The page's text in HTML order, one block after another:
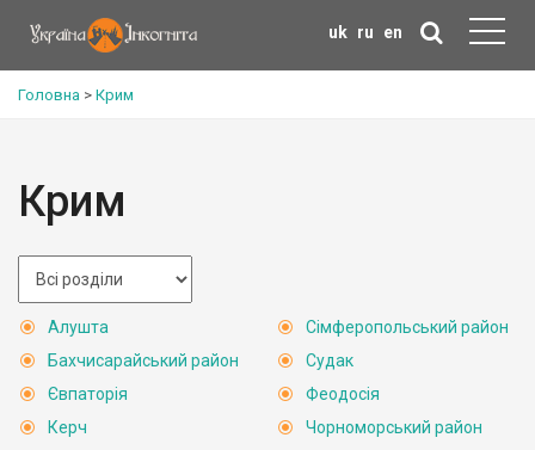
uk ru en
Головна > Крим
Крим
Алушта
Бахчисарайський район
Євпаторія
Керч
Сімферопольський район
Судак
Феодосія
Чорноморський район